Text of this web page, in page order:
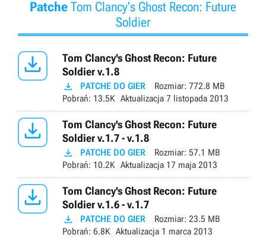
Patche Tom Clancy's Ghost Recon: Future
Soldier

Tom Clancy's Ghost Recon: Future
Soldier v.1.8
 PATCHE DO GIER Rozmiar: 772.8 MB
Pobrań: 13.5K Aktualizacja 7 listopada 2013

Tom Clancy's Ghost Recon: Future
Soldier v.1.7 - v.1.8
 PATCHE DO GIER Rozmiar: 57.1 MB
Pobrań: 10.2K Aktualizacja 17 maja 2013

Tom Clancy's Ghost Recon: Future
Soldier v.1.6 - v.1.7
 PATCHE DO GIER Rozmiar: 23.5 MB
Pobrań: 6.8K Aktualizacja 1 marca 2013